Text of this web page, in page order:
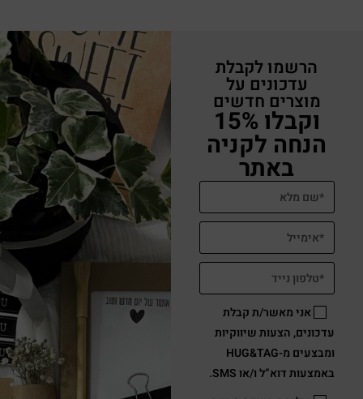
הרשמו לקבלת
עדכונים על
מוצרים חדשים
וקבלו 15%
הנחה לקניה
באתר
אני מאשר/ת קבלת
עדכונים, הצעות שיווקיות
ומבצעים מ-HUG&TAG
באמצעות דוא”ל ו/או SMS.